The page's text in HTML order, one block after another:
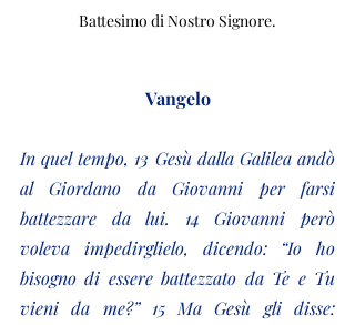
Battesimo di Nostro Signore.
Vangelo
In quel tempo, 13 Gesù dalla Galilea andò
al Giordano da Giovanni per farsi
battezzare da lui. 14 Giovanni però
voleva impedirglielo, dicendo: “Io ho
bisogno di essere battezzato da Te e Tu
vieni da me?” 15 Ma Gesù gli disse: